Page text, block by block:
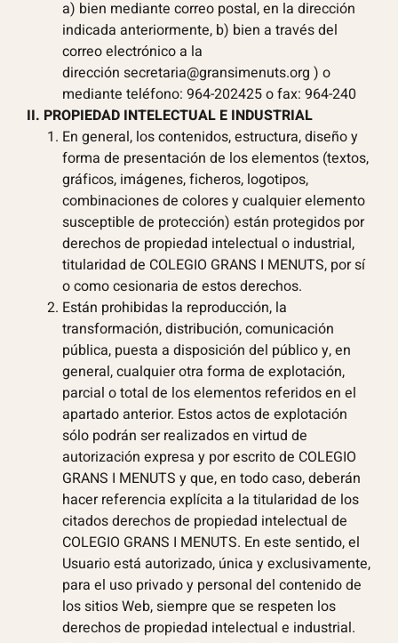
a) bien mediante correo postal, en la dirección
indicada anteriormente, b) bien a través del
correo electrónico a la
dirección secretaria@gransimenuts.org ) o
mediante teléfono: 964-202425 o fax: 964-240
II. PROPIEDAD INTELECTUAL E INDUSTRIAL
En general, los contenidos, estructura, diseño y
forma de presentación de los elementos (textos,
gráficos, imágenes, ficheros, logotipos,
combinaciones de colores y cualquier elemento
susceptible de protección) están protegidos por
derechos de propiedad intelectual o industrial,
titularidad de COLEGIO GRANS I MENUTS, por sí
o como cesionaria de estos derechos.
Están prohibidas la reproducción, la
transformación, distribución, comunicación
pública, puesta a disposición del público y, en
general, cualquier otra forma de explotación,
parcial o total de los elementos referidos en el
apartado anterior. Estos actos de explotación
sólo podrán ser realizados en virtud de
autorización expresa y por escrito de COLEGIO
GRANS I MENUTS y que, en todo caso, deberán
hacer referencia explícita a la titularidad de los
citados derechos de propiedad intelectual de
COLEGIO GRANS I MENUTS. En este sentido, el
Usuario está autorizado, única y exclusivamente,
para el uso privado y personal del contenido de
los sitios Web, siempre que se respeten los
derechos de propiedad intelectual e industrial.